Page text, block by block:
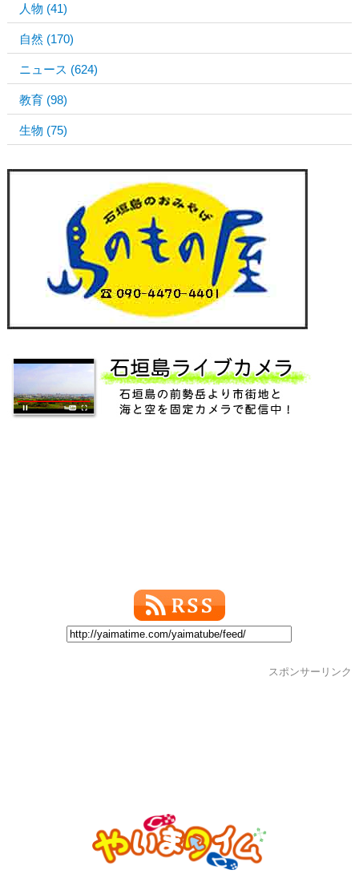
人物 (41)
自然 (170)
ニュース (624)
教育 (98)
生物 (75)
スポンサーリンク